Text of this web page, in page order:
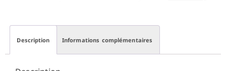
Description Informations complémentaires